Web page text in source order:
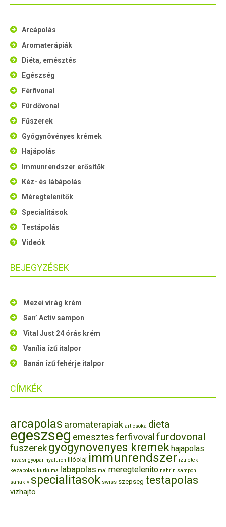
Arcápolás
Aromaterápiák
Diéta, emésztés
Egészség
Férfivonal
Fürdővonal
Fűszerek
Gyógynövényes krémek
Hajápolás
Immunrendszer erősítők
Kéz- és lábápolás
Méregtelenítők
Specialitások
Testápolás
Videók
BEJEGYZÉSEK
Mezei virág krém
San’ Activ sampon
Vital Just 24 órás krém
Vanília ízű italpor
Banán ízű fehérje italpor
CÍMKÉK
arcapolas aromaterapiak articsoka dieta
egeszseg emesztesferfivovalfurdovonal
fuszerekgyogynovenyes kremek hajapolas
havasi gyopar hyaluron illóolaj immunrendszer izuletek
kezapolas kurkuma labapolas maj meregtelenito nahrin sampon
sanakiv specialitasok swiss szepseg testapolas
vizhajto